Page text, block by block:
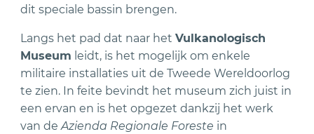
dit speciale bassin brengen.
Langs het pad dat naar hetVulkanologisch
Museum leidt, is het mogelijk om enkele
militaire installaties uit de Tweede Wereldoorlog
te zien. In feite bevindt het museum zich juist in
een ervan en is het opgezet dankzij het werk
van deAzienda Regionale Foreste in